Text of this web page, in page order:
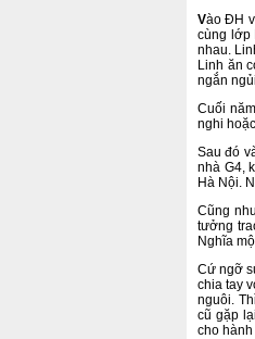
Vào ĐH
cùng lớp
nhau.
Linh ăn
ngắn
Cuối
nghi
Sau đó
nhà G4,
Hà Nội.
Cũng
tưởng
Nghĩa
Cứ ngỡ
chia tay
nguôi.
cũ gặp
cho